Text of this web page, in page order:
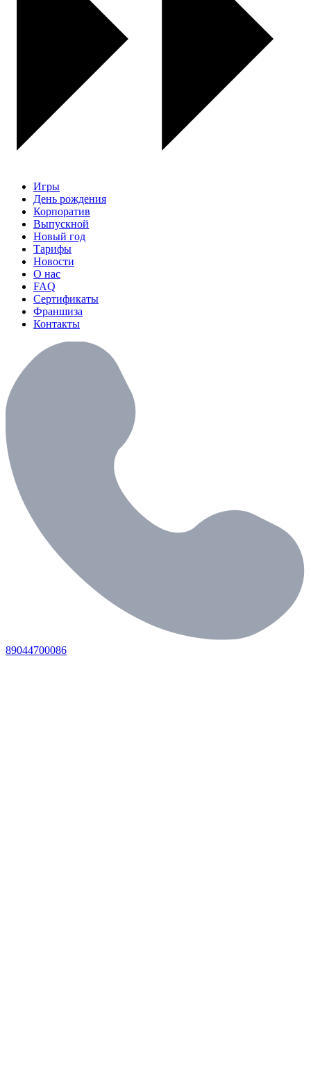
Игры
День рождения
Корпоратив
Выпускной
Новый год
Тарифы
Новости
О нас
FAQ
Сертификаты
Франшиза
Контакты
89044700086